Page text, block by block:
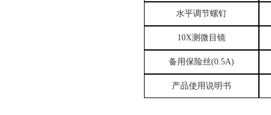
水平调节螺钉
10X测微目镜
备用保险丝(0.5A)
产品使用说明书